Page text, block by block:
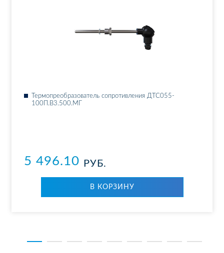
Тер­мо­пре­об­ра­зо­ва­тель со­про­тив­ле­ния ДТ­С055-
100П.В3.500.МГ
5 496.10 РУБ.
В КОР­ЗИ­НУ